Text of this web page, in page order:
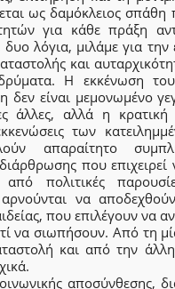
ως δαμόκλειος
για κάθε πράξη
λόγια, μιλάμε για την
και
Η εκκένωση
δεν είναι μεμονωμένο
άλλες, αλλά η κρατική
των
απαραίτητο
που επιχειρεί
από πολιτικές
να
που επιλέγουν να
να σιωπήσουν. Από τη
και από την άλλη
αποσύνθεσης,